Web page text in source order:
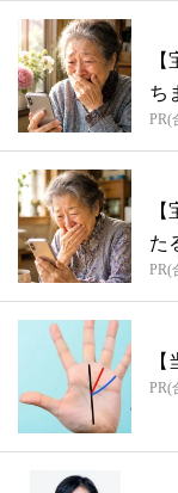
ち
PR(
た
PR(
PR(